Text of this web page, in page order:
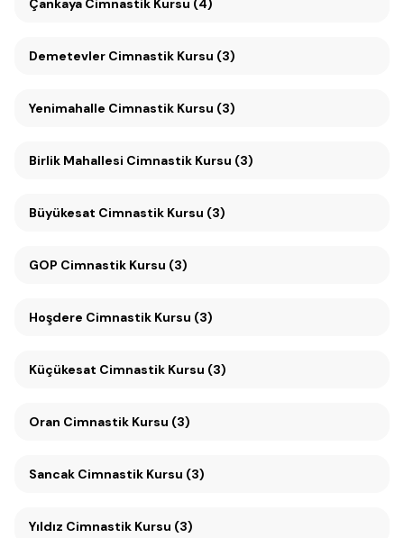
Çankaya Cimnastik Kursu (4)
Demetevler Cimnastik Kursu (3)
Yenimahalle Cimnastik Kursu (3)
Birlik Mahallesi Cimnastik Kursu (3)
Büyükesat Cimnastik Kursu (3)
GOP Cimnastik Kursu (3)
Hoşdere Cimnastik Kursu (3)
Küçükesat Cimnastik Kursu (3)
Oran Cimnastik Kursu (3)
Sancak Cimnastik Kursu (3)
Yıldız Cimnastik Kursu (3)